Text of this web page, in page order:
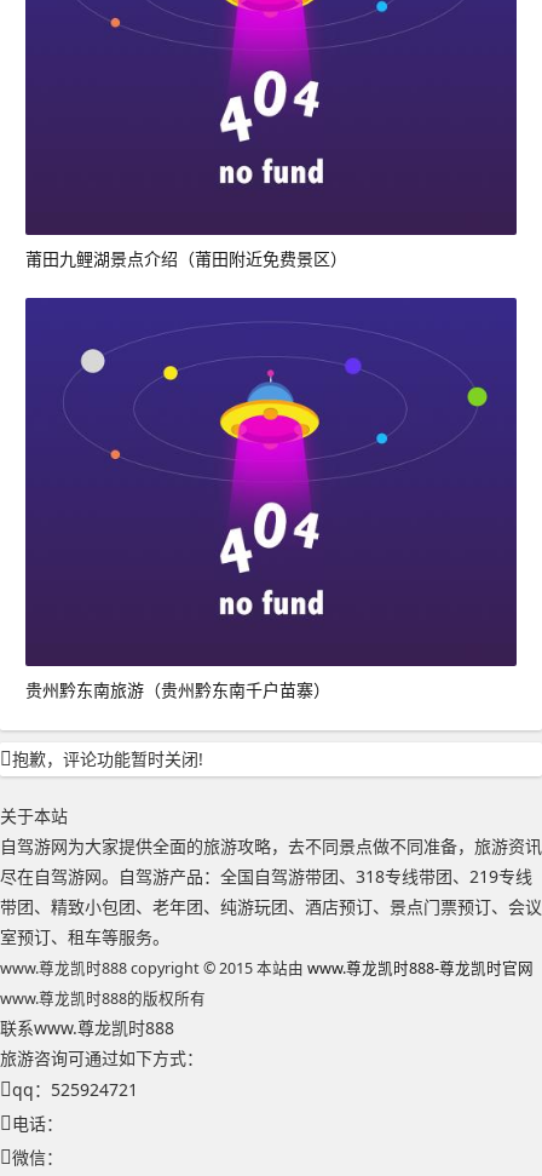
莆田九鲤湖景点介绍（莆田附近免费景区）
贵州黔东南旅游（贵州黔东南千户苗寨）
抱歉，评论功能暂时关闭!
关于本站
自驾游网为大家提供全面的旅游攻略，去不同景点做不同准备，旅游资讯
尽在自驾游网。自驾游产品：全国自驾游带团、318专线带团、219专线
带团、精致小包团、老年团、纯游玩团、酒店预订、景点门票预订、会议
室预订、租车等服务。
www.尊龙凯时888 copyright © 2015 本站由 www.尊龙凯时888-尊龙凯时官网
www.尊龙凯时888的版权所有
联系www.尊龙凯时888
旅游咨询可通过如下方式：
qq：525924721
电话：
微信：